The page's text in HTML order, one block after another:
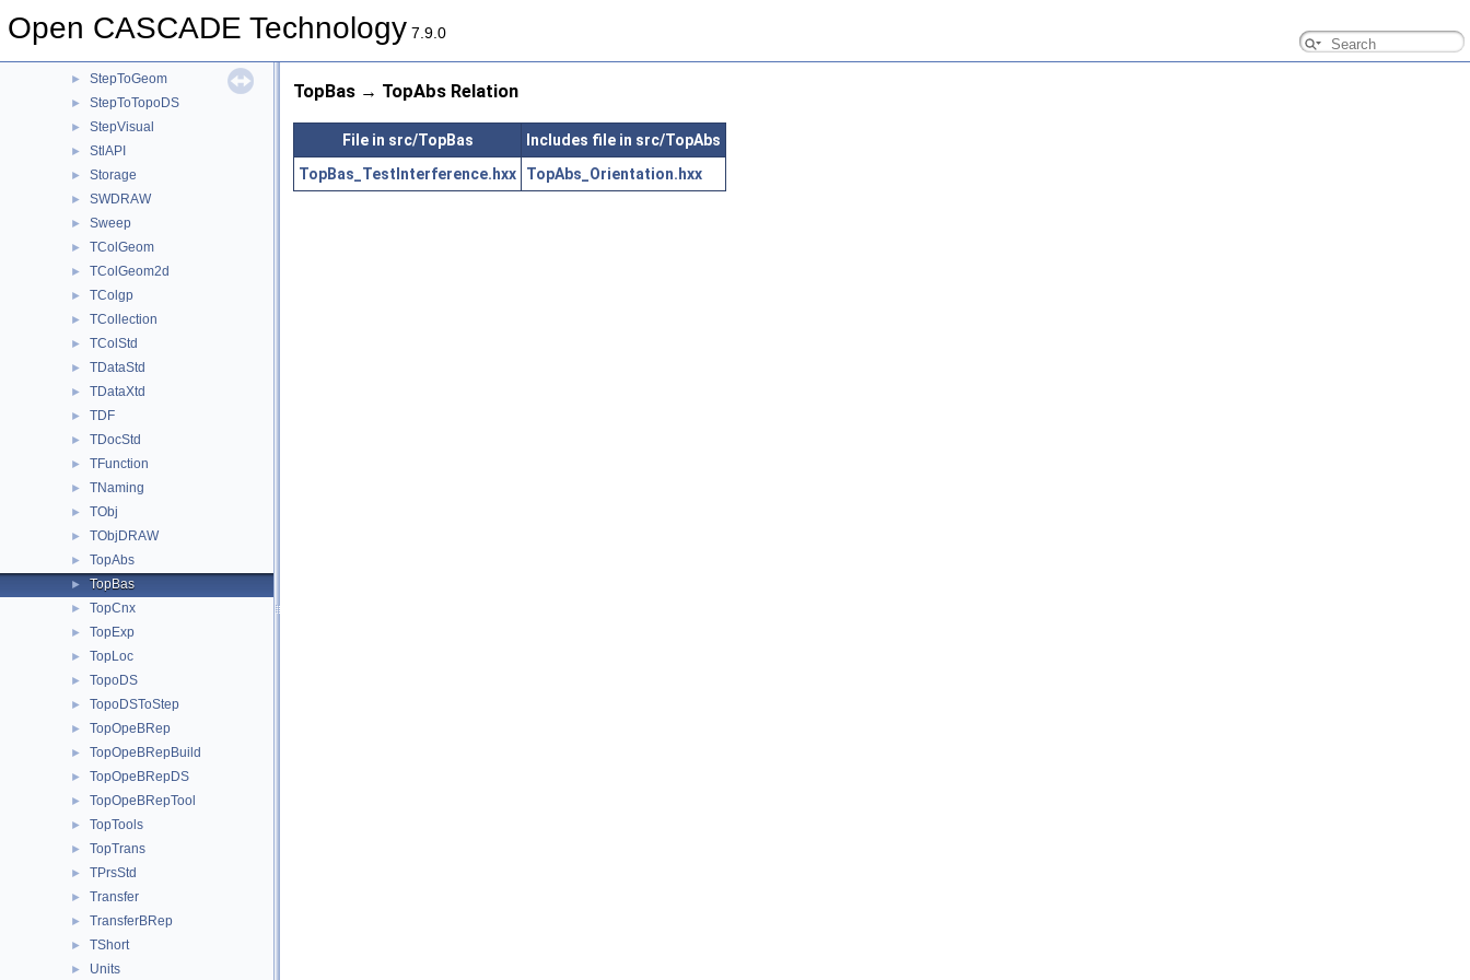
Open CASCADE Technology 7.9.0
► STEPSelections
► StepToGeom
► StepToTopoDS
► StepVisual
► StlAPI
► Storage
► SWDRAW
► Sweep
► TColGeom
► TColGeom2d
► TColgp
► TCollection
► TColStd
► TDataStd
► TDataXtd
► TDF
► TDocStd
► TFunction
► TNaming
► TObj
► TObjDRAW
► TopAbs
► TopBas
► TopCnx
► TopExp
► TopLoc
► TopoDS
► TopoDSToStep
► TopOpeBRep
► TopOpeBRepBuild
► TopOpeBRepDS
► TopOpeBRepTool
► TopTools
► TopTrans
► TPrsStd
► Transfer
► TransferBRep
► TShort
► Units
TopBas → TopAbs Relation
File in src/TopBas
Includes file in src/TopAbs
TopBas_TestInterference.hxx
TopAbs_Orientation.hxx